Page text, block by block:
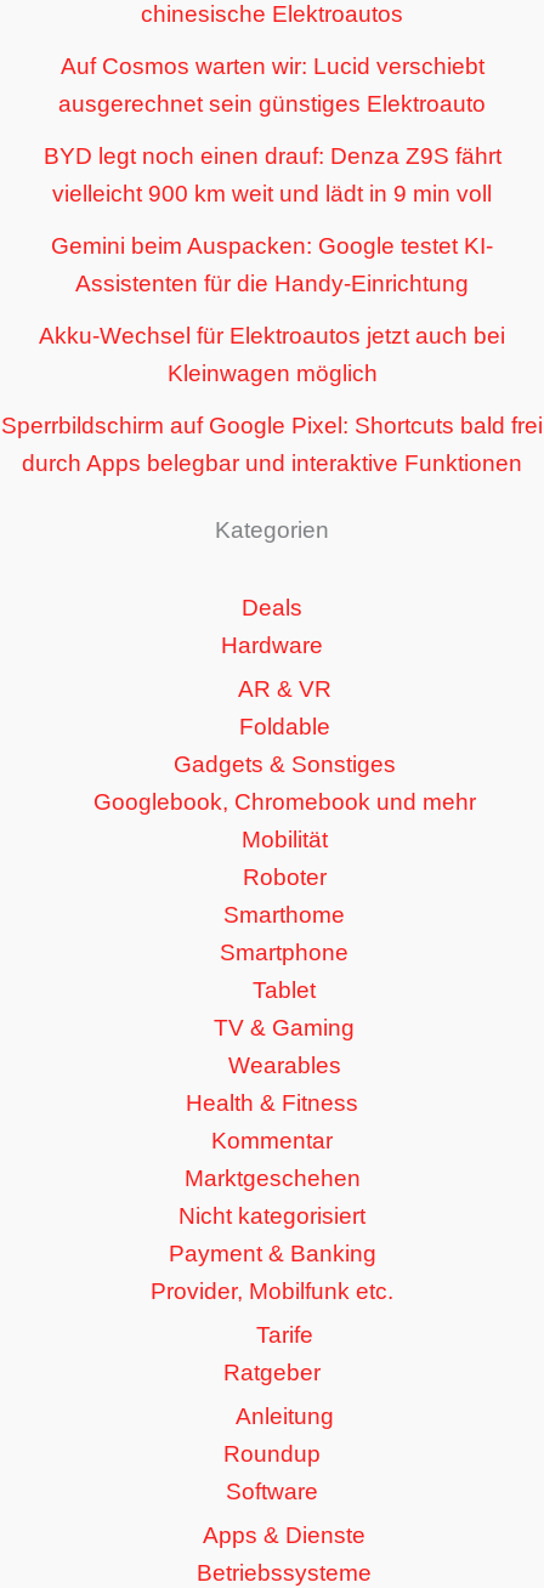
chinesische Elektroautos
Auf Cosmos warten wir: Lucid verschiebt
ausgerechnet sein günstiges Elektroauto
BYD legt noch einen drauf: Denza Z9S fährt
vielleicht 900 km weit und lädt in 9 min voll
Gemini beim Auspacken: Google testet KI-
Assistenten für die Handy-Einrichtung
Akku-Wechsel für Elektroautos jetzt auch bei
Kleinwagen möglich
Sperrbildschirm auf Google Pixel: Shortcuts bald frei
durch Apps belegbar und interaktive Funktionen
Kategorien
Deals
Hardware
AR & VR
Foldable
Gadgets & Sonstiges
Googlebook, Chromebook und mehr
Mobilität
Roboter
Smarthome
Smartphone
Tablet
TV & Gaming
Wearables
Health & Fitness
Kommentar
Marktgeschehen
Nicht kategorisiert
Payment & Banking
Provider, Mobilfunk etc.
Tarife
Ratgeber
Anleitung
Roundup
Software
Apps & Dienste
Betriebssysteme